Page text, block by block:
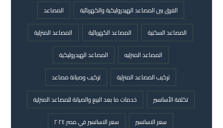
الفرق بين المصاعد الهيدروليكية والكهربائية
المصاعد
المصاعد السكنية
المصاعد الكهربائية
المصاعد المنزلية
المصاعد المنزليه
المصاعد الهيدروليكية
تركيب المصاعد المنزلية
تركيب وصيانة مصاعد
تكلفة الأسانسير
خدمات ما بعد البيع والصيانة للمصاعد المنزلية
سعر الاسانسير
سعر الاسانسير في مصر ٢٠٢٤